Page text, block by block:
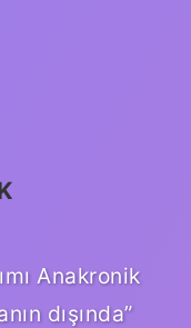
Anakronik
dışında”